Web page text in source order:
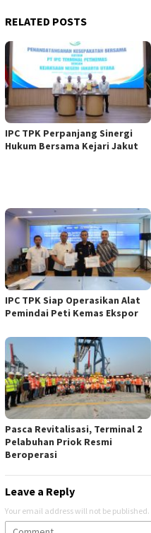
RELATED POSTS
IPC TPK Perpanjang Sinergi
Hukum Bersama Kejari Jakut
IPC TPK Siap Operasikan Alat
Pemindai Peti Kemas Ekspor
Pasca Revitalisasi, Terminal 2
Pelabuhan Priok Resmi
Beroperasi
Leave a Reply
Your email address will not be published.